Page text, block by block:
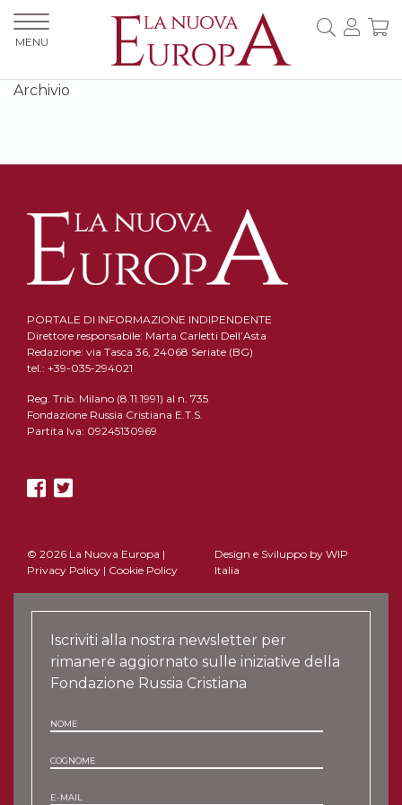
Archivio
PORTALE DI INFORMAZIONE INDIPENDENTE
Direttore responsabile: Marta Carletti Dell’Asta
Redazione: via Tasca 36, 24068 Seriate (BG)
tel.: +39-035-294021
Reg. Trib. Milano (8.11.1991) al n. 735
Fondazione Russia Cristiana E.T.S.
Partita Iva: 09245130969
© 2026 La Nuova Europa |
Privacy Policy | Cookie Policy
Design e Sviluppo by WIP
Italia
Iscriviti alla nostra newsletter per
rimanere aggiornato sulle iniziative della
Fondazione Russia Cristiana
NOME
COGNOME
E-MAIL
MENU